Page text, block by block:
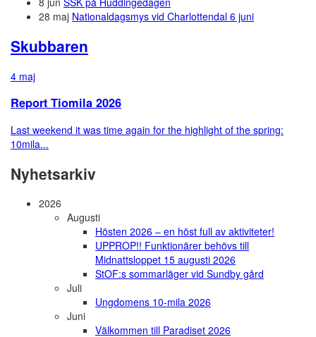
28 maj Nationaldagsmys vid Charlottendal 6 juni
Skubbaren
4 maj
Report Tiomila 2026
Last weekend it was time again for the highlight of the spring:
10mila...
Nyhetsarkiv
2026
Augusti
Hösten 2026 – en höst full av aktiviteter!
UPPROP!! Funktionärer behövs till
Midnattsloppet 15 augusti 2026
StOF:s sommarläger vid Sundby gård
Juli
Ungdomens 10-mila 2026
Juni
Välkommen till Paradiset 2026